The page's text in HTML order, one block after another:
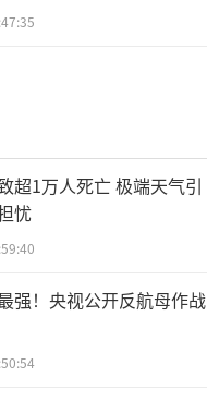
超1万人死亡 极端天气引
忧
强！央视公开反航母作战